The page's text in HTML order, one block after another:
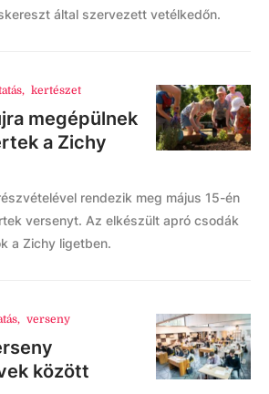
által szervezett vetélkedőn.
, kertészet
megépülnek
a Zichy
rendezik meg május 15-én
versenyt. Az elkészült apró csodák
a Zichy ligetben.
, verseny
között